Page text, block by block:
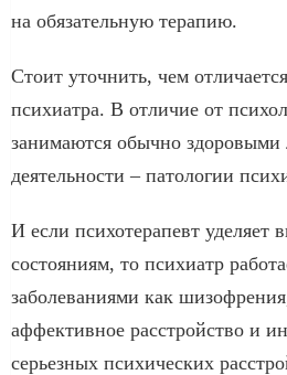
на обязательную терапию.
Стоит уточнить, чем
психиатра. В отличие от
занимаются обычно
деятельности – патологии
И если психотерапевт уделяет
состояниям, то психиатр
заболеваниями как
аффективное расстройство и
серьезных психических